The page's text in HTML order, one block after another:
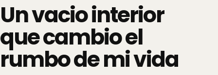
Un vacio interior
que cambio el
rumbo de mi vida